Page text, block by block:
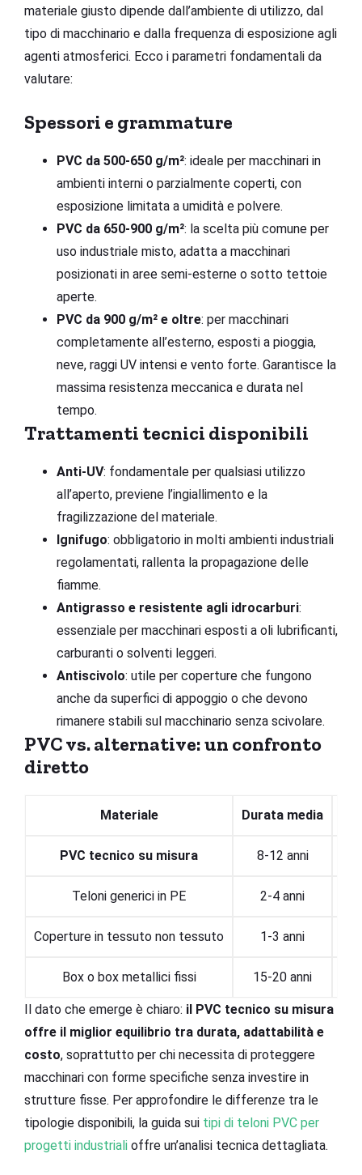
materiale giusto dipende dall’ambiente di utilizzo, dal
tipo di macchinario e dalla frequenza di esposizione agli
agenti atmosferici. Ecco i parametri fondamentali da
valutare:
Spessori e grammature
PVC da 500-650 g/m²: ideale per macchinari in
ambienti interni o parzialmente coperti, con
esposizione limitata a umidità e polvere.
PVC da 650-900 g/m²: la scelta più comune per
uso industriale misto, adatta a macchinari
posizionati in aree semi-esterne o sotto tettoie
aperte.
PVC da 900 g/m² e oltre: per macchinari
completamente all’esterno, esposti a pioggia,
neve, raggi UV intensi e vento forte. Garantisce la
massima resistenza meccanica e durata nel
tempo.
Trattamenti tecnici disponibili
Anti-UV: fondamentale per qualsiasi utilizzo
all’aperto, previene l’ingiallimento e la
fragilizzazione del materiale.
Ignifugo: obbligatorio in molti ambienti industriali
regolamentati, rallenta la propagazione delle
fiamme.
Antigrasso e resistente agli idrocarburi:
essenziale per macchinari esposti a oli lubrificanti,
carburanti o solventi leggeri.
Antiscivolo: utile per coperture che fungono
anche da superfici di appoggio o che devono
rimanere stabili sul macchinario senza scivolare.
PVC vs. alternative: un confronto
diretto
Materiale Durata media
PVC tecnico su misura 8-12 anni
Teloni generici in PE 2-4 anni
Coperture in tessuto non tessuto 1-3 anni
Box o box metallici fissi 15-20 anni
Il dato che emerge è chiaro: il PVC tecnico su misura
offre il miglior equilibrio tra durata, adattabilità e
costo, soprattutto per chi necessita di proteggere
macchinari con forme specifiche senza investire in
strutture fisse. Per approfondire le differenze tra le
tipologie disponibili, la guida sui tipi di teloni PVC per
progetti industriali offre un’analisi tecnica dettagliata.